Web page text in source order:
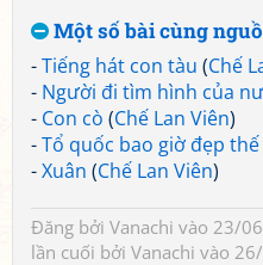
Một số bài cùng
-Tiếng hát con tàu (Chế
- Người đi tìm hình của
- Con cò (Chế Lan Viên)
-Tổ quốc bao giờ đẹp thế
-Xuân (Chế Lan Viên)
Đăng bởi Vanachi vào 23/
lần cuối bởi Vanachi vào